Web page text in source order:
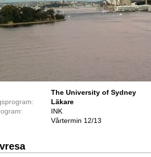
The University of Sydney
Läkare
INK
Vårtermin 12/13